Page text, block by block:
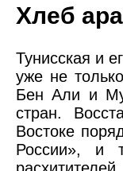
Хлеб
Тунисская и
уже не
Бен Али и
стран.
Востоке
России», и